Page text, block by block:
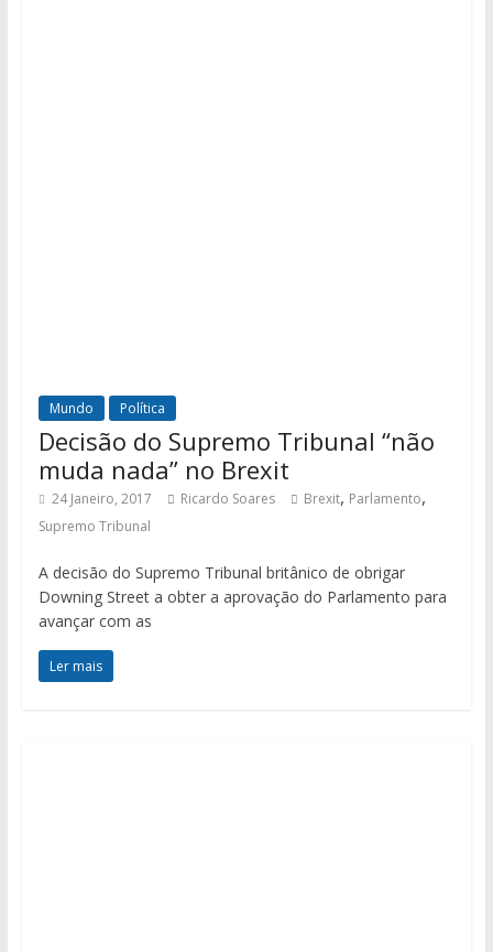
Mundo Política
Decisão do Supremo Tribunal “não
muda nada” no Brexit
24 Janeiro, 2017 Ricardo Soares Brexit, Parlamento,
Supremo Tribunal
A decisão do Supremo Tribunal britânico de obrigar
Downing Street a obter a aprovação do Parlamento para
avançar com as
Ler mais